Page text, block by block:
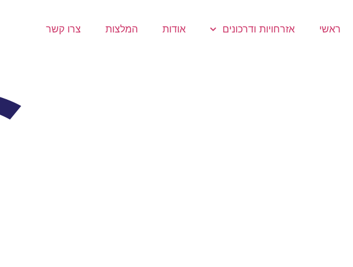
ראשי אזרחויות ודרכונים אודות המלצות
צרו קשר